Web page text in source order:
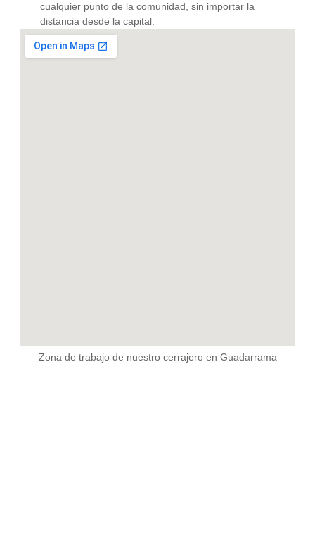
cualquier punto de la comunidad, sin importar la
distancia desde la capital.
Zona de trabajo de nuestro cerrajero en Guadarrama